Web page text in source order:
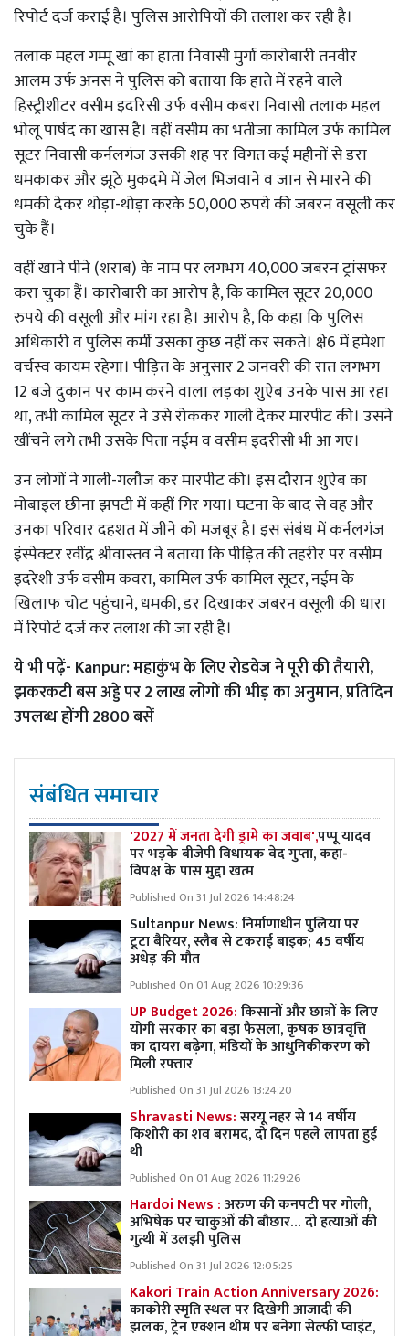
रिपोर्ट दर्ज कराई है। पुलिस आरोपियों की तलाश कर रही है।
तलाक महल गम्मू खां का हाता निवासी मुर्गा कारोबारी तनवीर
आलम उर्फ अनस ने पुलिस को बताया कि हाते में रहने वाले
हिस्ट्रीशीटर वसीम इदरिसी उर्फ वसीम कबरा निवासी तलाक महल
भोलू पार्षद का खास है। वहीं वसीम का भतीजा कामिल उर्फ कामिल
सूटर निवासी कर्नलगंज उसकी शह पर विगत कई महीनों से डरा
धमकाकर और झूठे मुकदमे में जेल भिजवाने व जान से मारने की
धमकी देकर थोड़ा-थोड़ा करके 50,000 रुपये की जबरन वसूली कर
चुके हैं।
वहीं खाने पीने (शराब) के नाम पर लगभग 40,000 जबरन ट्रांसफर
करा चुका हैं। कारोबारी का आरोप है, कि कामिल सूटर 20,000
रुपये की वसूली और मांग रहा है। आरोप है, कि कहा कि पुलिस
अधिकारी व पुलिस कर्मी उसका कुछ नहीं कर सकते। क्षे6 में हमेशा
वर्चस्व कायम रहेगा। पीड़ित के अनुसार 2 जनवरी की रात लगभग
12 बजे दुकान पर काम करने वाला लड़का शुऐब उनके पास आ रहा
था, तभी कामिल सूटर ने उसे रोककर गाली देकर मारपीट की। उसने
खींचने लगे तभी उसके पिता नईम व वसीम इदरीसी भी आ गए।
उन लोगों ने गाली-गलौज कर मारपीट की। इस दौरान शुऐब का
मोबाइल छीना झपटी में कहीं गिर गया। घटना के बाद से वह और
उनका परिवार दहशत में जीने को मजबूर है। इस संबंध में कर्नलगंज
इंस्पेक्टर रवींद्र श्रीवास्तव ने बताया कि पीड़ित की तहरीर पर वसीम
इदरेशी उर्फ वसीम कवरा, कामिल उर्फ कामिल सूटर, नईम के
खिलाफ चोट पहुंचाने, धमकी, डर दिखाकर जबरन वसूली की धारा
में रिपोर्ट दर्ज कर तलाश की जा रही है।
ये भी पढ़ें- Kanpur: महाकुंभ के लिए रोडवेज ने पूरी की तैयारी,
झकरकटी बस अड्डे पर 2 लाख लोगों की भीड़ का अनुमान, प्रतिदिन
उपलब्ध होंगी 2800 बसें
संबंधित समाचार
'2027 में जनता देगी ड्रामे का जवाब',पप्पू यादव
पर भड़के बीजेपी विधायक वेद गुप्ता, कहा-
विपक्ष के पास मुद्दा खत्म
Published On 31 Jul 2026 14:48:24
Sultanpur News: निर्माणाधीन पुलिया पर
टूटा बैरियर, स्लैब से टकराई बाइक; 45 वर्षीय
अधेड़ की मौत
Published On 01 Aug 2026 10:29:36
UP Budget 2026:किसानों और छात्रों के लिए
योगी सरकार का बड़ा फैसला, कृषक छात्रवृत्ति
का दायरा बढ़ेगा, मंडियों के आधुनिकीकरण को
मिली रफ्तार
Published On 31 Jul 2026 13:24:20
Shravasti News:सरयू नहर से 14 वर्षीय
किशोरी का शव बरामद, दो दिन पहले लापता हुई
थी
Published On 01 Aug 2026 11:29:26
Hardoi News :अरुण की कनपटी पर गोली,
अभिषेक पर चाकुओं की बौछार… दो हत्याओं की
गुत्थी में उलझी पुलिस
Published On 31 Jul 2026 12:05:25
Kakori Train Action Anniversary 2026:
काकोरी स्मृति स्थल पर दिखेगी आजादी की
झलक, ट्रेन एक्शन थीम पर बनेगा सेल्फी प्वाइंट,